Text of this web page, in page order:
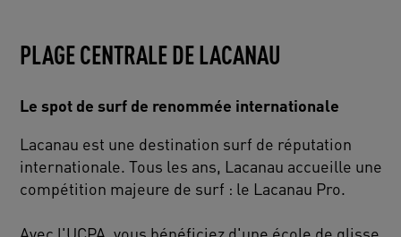
PLAGE CENTRALE DE LACANAU
Le spot de surf de renommée internationale
Lacanau est une destination surf de réputation
internationale. Tous les ans, Lacanau accueille une
compétition majeure de surf : le Lacanau Pro.
Avec l'UCPA, vous bénéficiez d'une école de glisse